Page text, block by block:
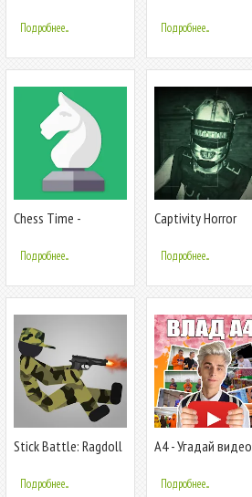
Подробнее... Подробнее...
Chess Time -
Подробнее...
Captivity Horror
Подробнее...
Stick Battle: Ragdoll
Подробнее...
А4 - Угадай видео
Подробнее...